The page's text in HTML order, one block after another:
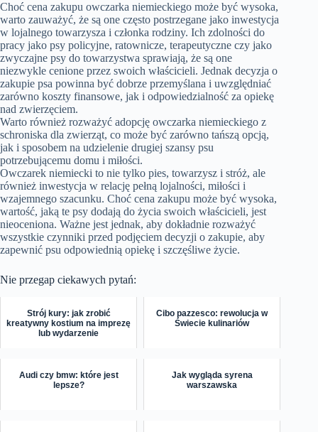
Choć cena zakupu owczarka niemieckiego może być wysoka,
warto zauważyć, że są one często postrzegane jako inwestycja
w lojalnego towarzysza i członka rodziny. Ich zdolności do
pracy jako psy policyjne, ratownicze, terapeutyczne czy jako
zwyczajne psy do towarzystwa sprawiają, że są one
niezwykle cenione przez swoich właścicieli. Jednak decyzja o
zakupie psa powinna być dobrze przemyślana i uwzględniać
zarówno koszty finansowe, jak i odpowiedzialność za opiekę
nad zwierzęciem.
Warto również rozważyć adopcję owczarka niemieckiego z
schroniska dla zwierząt, co może być zarówno tańszą opcją,
jak i sposobem na udzielenie drugiej szansy psu
potrzebującemu domu i miłości.
Owczarek niemiecki to nie tylko pies, towarzysz i stróż, ale
również inwestycja w relację pełną lojalności, miłości i
wzajemnego szacunku. Choć cena zakupu może być wysoka,
wartość, jaką te psy dodają do życia swoich właścicieli, jest
nieoceniona. Ważne jest jednak, aby dokładnie rozważyć
wszystkie czynniki przed podjęciem decyzji o zakupie, aby
zapewnić psu odpowiednią opiekę i szczęśliwe życie.
Nie przegap ciekawych pytań:
Strój kury: jak zrobić
kreatywny kostium na imprezę
lub wydarzenie
Cibo pazzesco: rewolucja w
Świecie kulinariów
Audi czy bmw: które jest
lepsze?
Jak wygląda syrena
warszawska